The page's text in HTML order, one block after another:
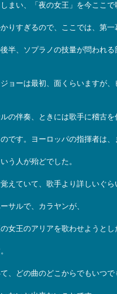
まい、「夜の女王」を今ここで
りすぎるので、ここでは、第一
半、ソプラノの技量が問われる
ョーは最初、面くらいますが、
の伴奏、ときには歌手に稽古を
です。ヨーロッパの指揮者は、
う人が殆どでした。
えていて、歌手より詳しいぐら
サルで、カラヤンが、
女王のアリアを歌わせようとし
、どの曲のどこからでもいつで